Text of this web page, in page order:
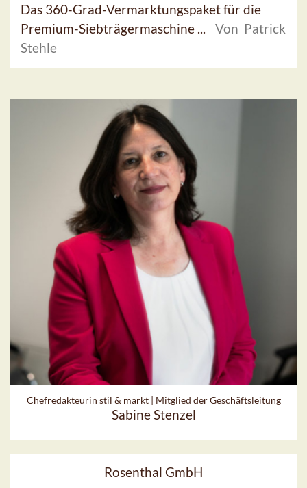
Das 360-Grad-Vermarktungspaket für die
Premium-Siebträgermaschine ...
Von Patrick
Stehle
Chefredakteurin stil & markt | Mitglied der Geschäftsleitung
Sabine Stenzel
Rosenthal GmbH